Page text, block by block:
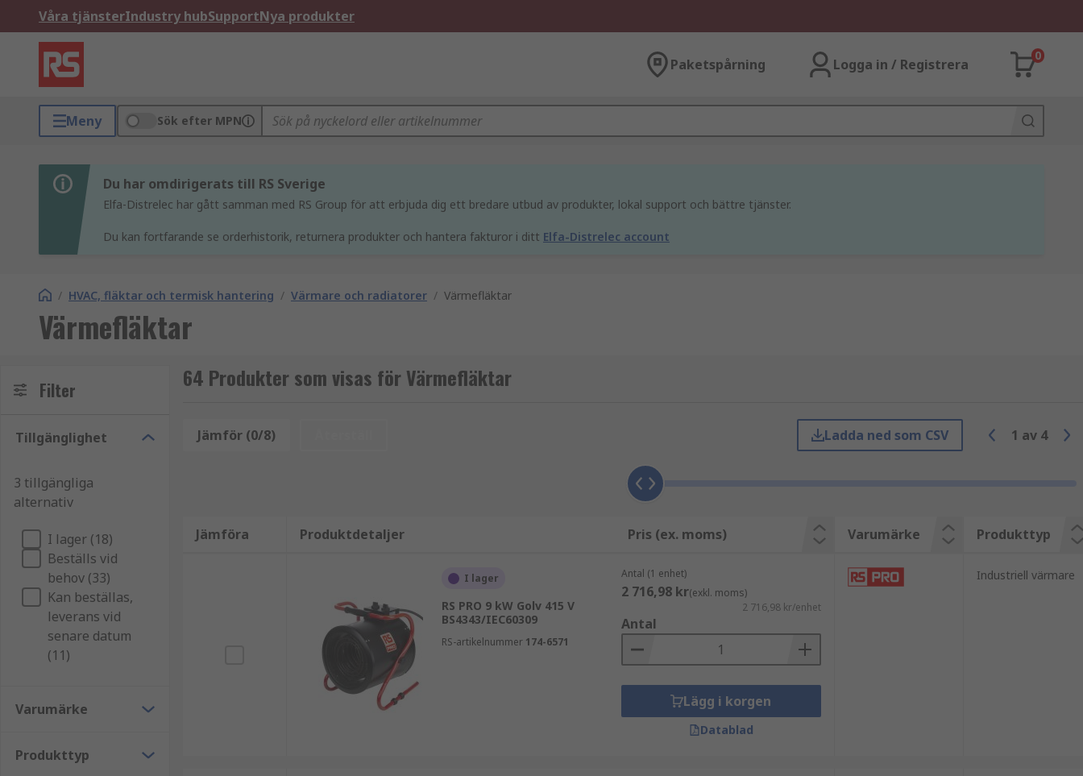
Våra tjänsterIndustry hubSupportNya produkter
Paketspårning Logga in / Registrera
0
Meny Sök efter MPN
Du har omdirigerats till RS Sverige
Elfa-Distrelec har gått samman med RS Group för att erbjuda dig ett bredare utbud av produkter, lokal support och bättre tjänster.
Du kan fortfarande se orderhistorik, returnera produkter och hantera fakturor i ditt Elfa-Distrelec account
/ HVAC, fläktar och termisk hantering / Värmare och radiatorer / Värmefläktar
Värmefläktar
Filter
Tillgänglighet
3 tillgängliga
alternativ
I lager (18)
Beställs vid
behov (33)
Kan beställas,
leverans vid
senare datum
(11)
Varumärke
Produkttyp
64 Produkter som visas för Värmefläktar
Jämför (0/8) Ladda ned som CSV 1 av 4
Jämföra Produktdetaljer Pris (ex. moms) Varumärke Produkttyp
I lager
RS PRO 9 kW Golv 415 V
BS4343/IEC60309
RS-artikelnummer 174-6571
Antal (1 enhet)
2 716,98 kr(exkl. moms)
2 716,98 kr/enhet
Antal
Lägg i korgen
Datablad
Industriell värmare